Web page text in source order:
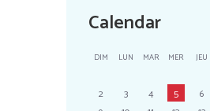
Calendar
DIM LUN MAR MER JEU
2
3 4 5 6